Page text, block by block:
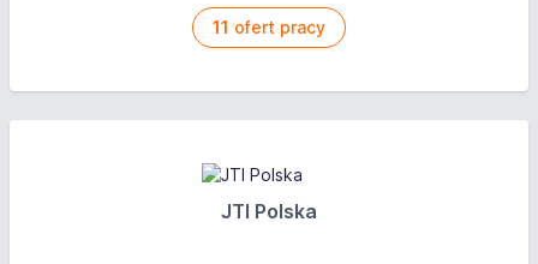
11 ofert pracy
JTI Polska